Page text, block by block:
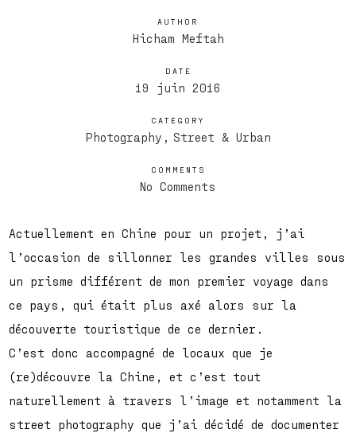
AUTHOR
Hicham Meftah
DATE
19 juin 2016
CATEGORY
Photography Street & Urban
COMMENTS
No Comments
Actuellement en Chine pour un projet, j’ai
l’occasion de sillonner les grandes villes sous
un prisme différent de mon premier voyage dans
ce pays, qui était plus axé alors sur la
découverte touristique de ce dernier.
C’est donc accompagné de locaux que je
(re)découvre la Chine, et c’est tout
naturellement à travers l’image et notamment la
street photography que j’ai décidé de documenter